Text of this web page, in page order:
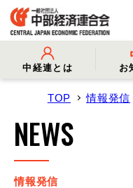
中経連とは
- 中経連とは -
- 役員名簿
- 会員一覧
お
- 情報発信
- 会長コメント
- イベント・セミナー
TOP 情報発信
NEWS
情報発信